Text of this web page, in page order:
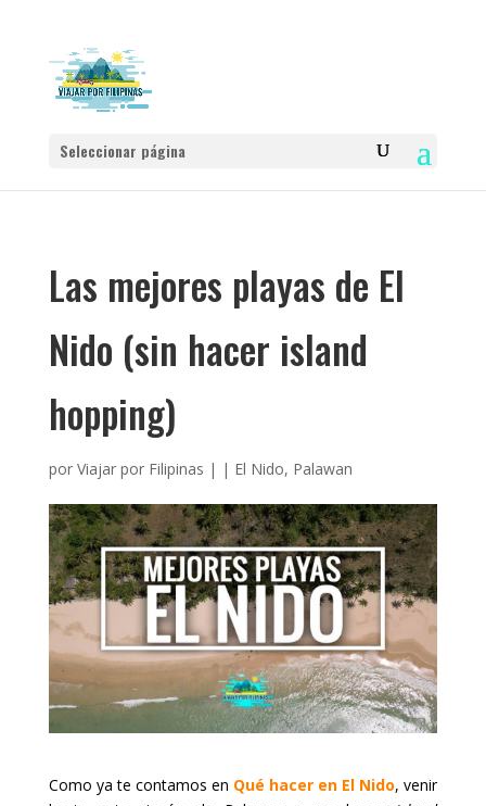
Seleccionar página
Las mejores playas de El
Nido (sin hacer island
hopping)
por Viajar por Filipinas | | El Nido, Palawan
Como ya te contamos en Qué hacer en El Nido, venir